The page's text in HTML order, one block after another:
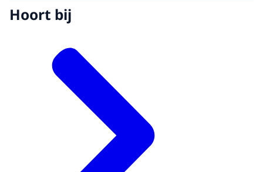
Hoort bij